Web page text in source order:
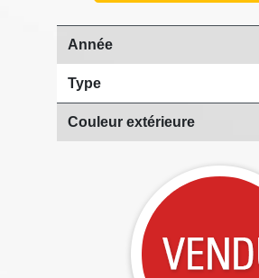
Année
Type
Couleur extérieure